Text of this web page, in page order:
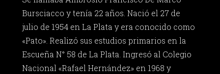
Bursciacco y tenía 22 años. Nació el 27 de
julio de 1954 en La Plata y era conocido como
«Pato». Realizó sus estudios primarios en la
Escueña N° 58 de La Plata. Ingresó al Colegio
Nacional «Rafael Hernández» en 1968 y